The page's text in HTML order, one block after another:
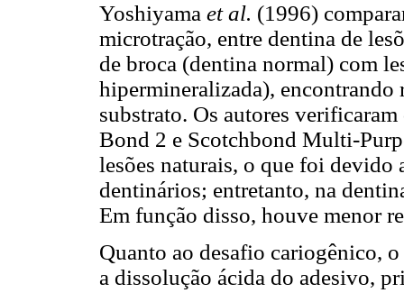
Yoshiyama et al. (1996)
microtração, entre dentina de
de broca (dentina normal) com
hipermineralizada),
substrato. Os autores
Bond 2 e Scotchbond Multi-
lesões naturais, o que foi devido
dentinários; entretanto, na
Em função disso, houve menor
Quanto ao desafio cariogênico,
a dissolução ácida do adesivo,